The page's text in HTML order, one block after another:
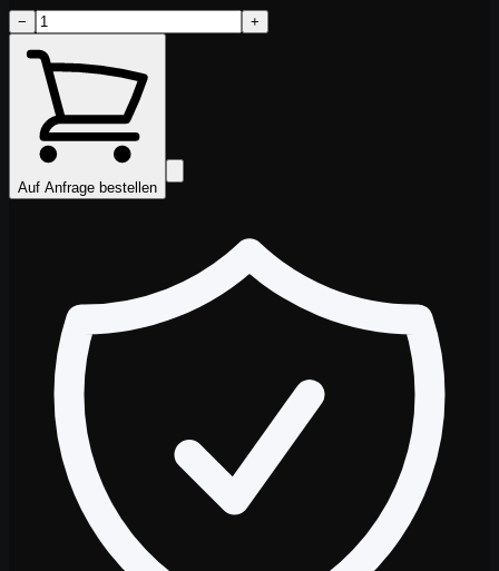
− +
Auf Anfrage bestellen